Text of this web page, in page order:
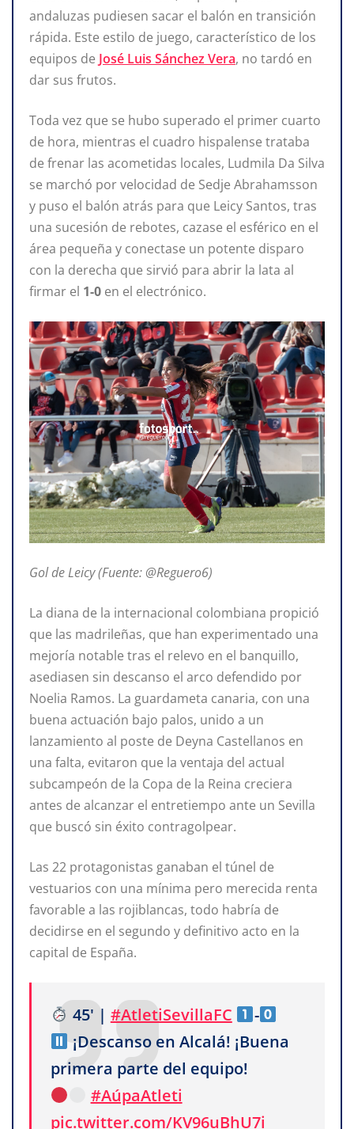
andaluzas pudiesen sacar el balón en transición
rápida. Este estilo de juego, característico de los
equipos de José Luis Sánchez Vera, no tardó en
dar sus frutos.
Toda vez que se hubo superado el primer cuarto
de hora, mientras el cuadro hispalense trataba
de frenar las acometidas locales, Ludmila Da Silva
se marchó por velocidad de Sedje Abrahamsson
y puso el balón atrás para que Leicy Santos, tras
una sucesión de rebotes, cazase el esférico en el
área pequeña y conectase un potente disparo
con la derecha que sirvió para abrir la lata al
firmar el 1-0 en el electrónico.
Gol de Leicy (Fuente: @Reguero6)
La diana de la internacional colombiana propició
que las madrileñas, que han experimentado una
mejoría notable tras el relevo en el banquillo,
asediasen sin descanso el arco defendido por
Noelia Ramos. La guardameta canaria, con una
buena actuación bajo palos, unido a un
lanzamiento al poste de Deyna Castellanos en
una falta, evitaron que la ventaja del actual
subcampeón de la Copa de la Reina creciera
antes de alcanzar el entretiempo ante un Sevilla
que buscó sin éxito contragolpear.
Las 22 protagonistas ganaban el túnel de
vestuarios con una mínima pero merecida renta
favorable a las rojiblancas, todo habría de
decidirse en el segundo y definitivo acto en la
capital de España.
45' | #AtletiSevillaFC
-
¡Descanso en Alcalá! ¡Buena
primera parte del equipo!
#AúpaAtleti
pic.twitter.com/KV96uBhU7i